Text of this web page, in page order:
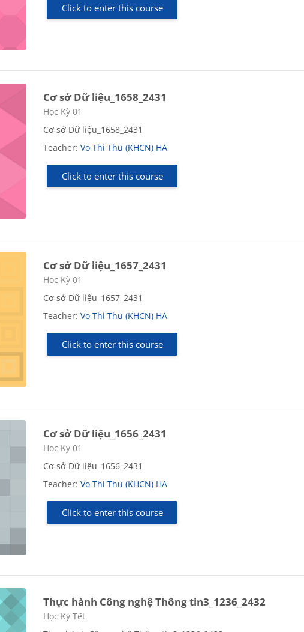
Click to enter this course
Cơ sở Dữ liệu_1658_2431
Course category
Học Kỳ 01
Cơ sở Dữ liệu_1658_2431
Teacher:Vo Thi Thu (KHCN) HA
Click to enter this course
Cơ sở Dữ liệu_1657_2431
Course category
Học Kỳ 01
Cơ sở Dữ liệu_1657_2431
Teacher:Vo Thi Thu (KHCN) HA
Click to enter this course
Cơ sở Dữ liệu_1656_2431
Course category
Học Kỳ 01
Cơ sở Dữ liệu_1656_2431
Teacher:Vo Thi Thu (KHCN) HA
Click to enter this course
Thực hành Công nghệ Thông tin3_1236_2432
Course category
Học Kỳ Tết